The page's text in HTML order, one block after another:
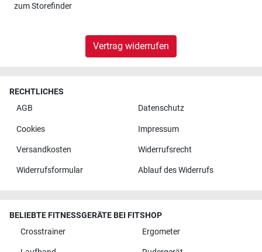
zumStorefinder
Vertrag widerrufen
RECHTLICHES
AGB
Datenschutz
Cookies Impressum
Versandkosten Widerrufsrecht
Widerrufsformular Ablauf des Widerrufs
BELIEBTE FITNESSGERÄTE BEI FITSHOP
Crosstrainer
Ergometer